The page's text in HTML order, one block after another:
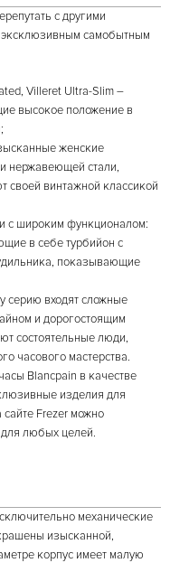
с другими
эксклюзивным самобытным
Villeret Ultra-Slim –
высокое положение в
женские
нержавеющей стали,
своей винтажной классикой
с широким функционалом:
в себе турбийон с
показывающие
серию входят сложные
и дорогостоящим
состоятельные люди,
часового мастерства.
Blancpain в качестве
изделия для
Frezer можно
любых целей.
механические
изысканной,
корпус имеет малую